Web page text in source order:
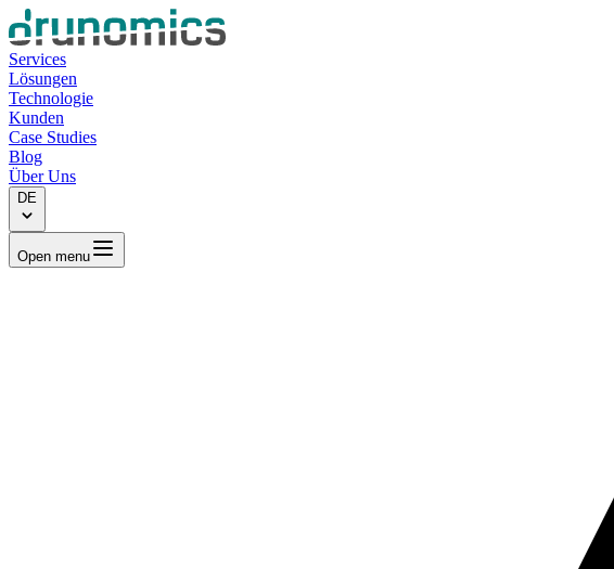
Services
Lösungen
Technologie
Kunden
Case Studies
Blog
Über Uns
DE
Open menu